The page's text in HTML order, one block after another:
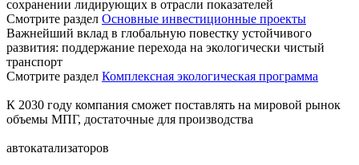
сохранении лидирующих в отрасли показателей
Смотрите раздел Основные инвестиционные проекты
Важнейший вклад в глобальную повестку устойчивого
развития: поддержание перехода на экологически чистый
транспорт
Смотрите раздел Комплексная экологическая программа
К 2030 году компания сможет поставлять на мировой рынок
объемы МПГ, достаточные для производства
автокатализаторов